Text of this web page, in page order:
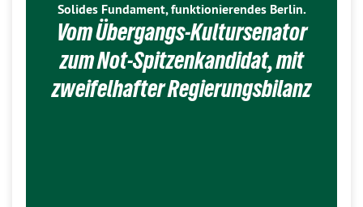
Solides Fundament, funktionierendes Berlin.
Vom Übergangs-Kultursenator
zum Not-Spitzenkandidat, mit
zweifelhafter Regierungsbilanz